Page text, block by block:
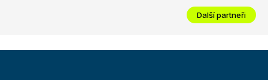
Další partneři